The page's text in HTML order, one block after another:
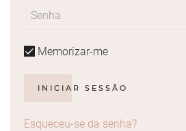
Memorizar-me
INICIAR SESSÃO
Esqueceu-se da senha?